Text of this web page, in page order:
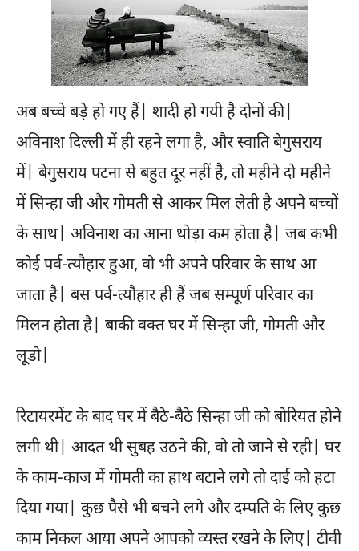
अब बच्चे बड़े हो गए हैं| शादी हो गयी है दोनों की|
अविनाश दिल्ली में ही रहने लगा है, और स्वाति बेगुसराय
में| बेगुसराय पटना से बहुत दूर नहीं है, तो महीने दो महीने
में सिन्हा जी और गोमती से आकर मिल लेती है अपने बच्चों
के साथ| अविनाश का आना थोड़ा कम होता है| जब कभी
कोई पर्व-त्यौहार हुआ, वो भी अपने परिवार के साथ आ
जाता है| बस पर्व-त्यौहार ही हैं जब सम्पूर्ण परिवार का
मिलन होता है| बाकी वक्त घर में सिन्हा जी, गोमती और
लूडो|
रिटायरमेंट के बाद घर में बैठे-बैठे सिन्हा जी को बोरियत होने
लगी थी| आदत थी सुबह उठने की, वो तो जाने से रही| घर
के काम-काज में गोमती का हाथ बटाने लगे तो दाई को हटा
दिया गया| कुछ पैसे भी बचने लगे और दम्पति के लिए कुछ
काम निकल आया अपने आपको व्यस्त रखने के लिए| टीवी